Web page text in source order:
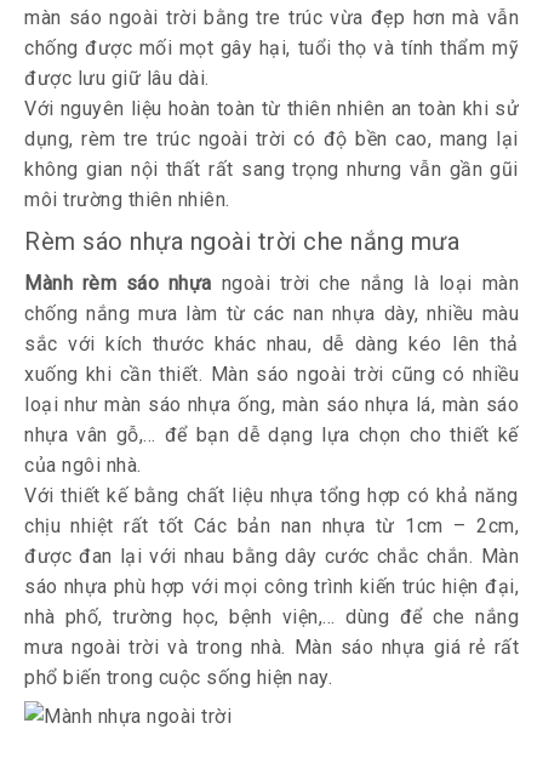
màn sáo ngoài trời bằng tre trúc vừa đẹp hơn mà vẫn
chống được mối mọt gây hại, tuổi thọ và tính thẩm mỹ
được lưu giữ lâu dài.
Với nguyên liệu hoàn toàn từ thiên nhiên an toàn khi sử
dụng, rèm tre trúc ngoài trời có độ bền cao, mang lại
không gian nội thất rất sang trọng nhưng vẫn gần gũi
môi trường thiên nhiên.
Rèm sáo nhựa ngoài trời che nắng mưa
Mành rèm sáo nhựa ngoài trời che nắng là loại màn
chống nắng mưa làm từ các nan nhựa dày, nhiều màu
sắc với kích thước khác nhau, dễ dàng kéo lên thả
xuống khi cần thiết. Màn sáo ngoài trời cũng có nhiều
loại như màn sáo nhựa ống, màn sáo nhựa lá, màn sáo
nhựa vân gỗ,… để bạn dễ dạng lựa chọn cho thiết kế
của ngôi nhà.
Với thiết kế bằng chất liệu nhựa tổng hợp có khả năng
chịu nhiệt rất tốt Các bản nan nhựa từ 1cm – 2cm,
được đan lại với nhau bằng dây cước chắc chắn. Màn
sáo nhựa phù hợp với mọi công trình kiến trúc hiện đại,
nhà phố, trường học, bệnh viện,… dùng để che nắng
mưa ngoài trời và trong nhà. Màn sáo nhựa giá rẻ rất
phổ biến trong cuộc sống hiện nay.